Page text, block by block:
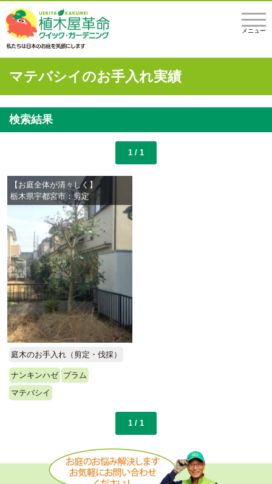
メニュー
マテバシイのお手入れ実績
検索結果
1 / 1
【お庭全体が清々しく】
栃木県宇都宮市：剪定
庭木のお手入れ（剪定・伐採）
ナンキンハゼ プラム
マテバシイ
1 / 1